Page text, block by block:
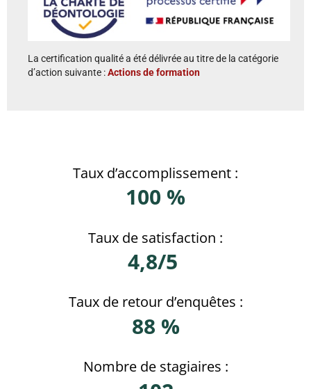
La certification qualité a été délivrée au titre de la catégorie
d’action suivante :Actions de formation
Nombre de stagiaires :
Taux de retour d’enquêtes :
88 %
Taux de satisfaction :
4,8/5
Taux d’accomplissement :
100 %